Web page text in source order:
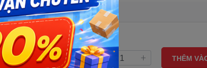
Số lượng: THÊM